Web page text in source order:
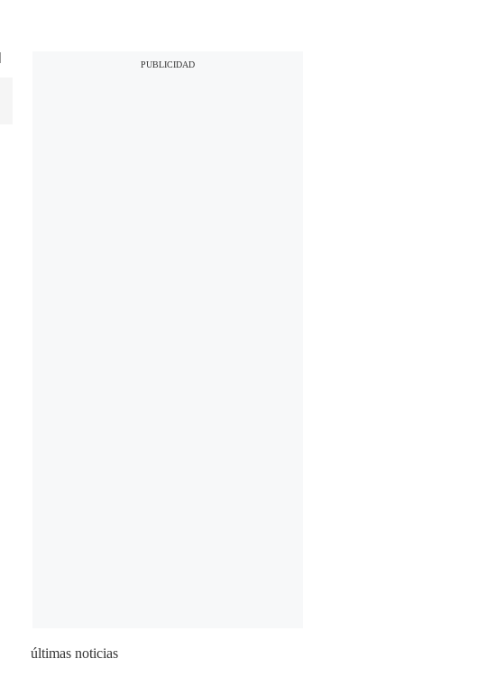
últimas noticias